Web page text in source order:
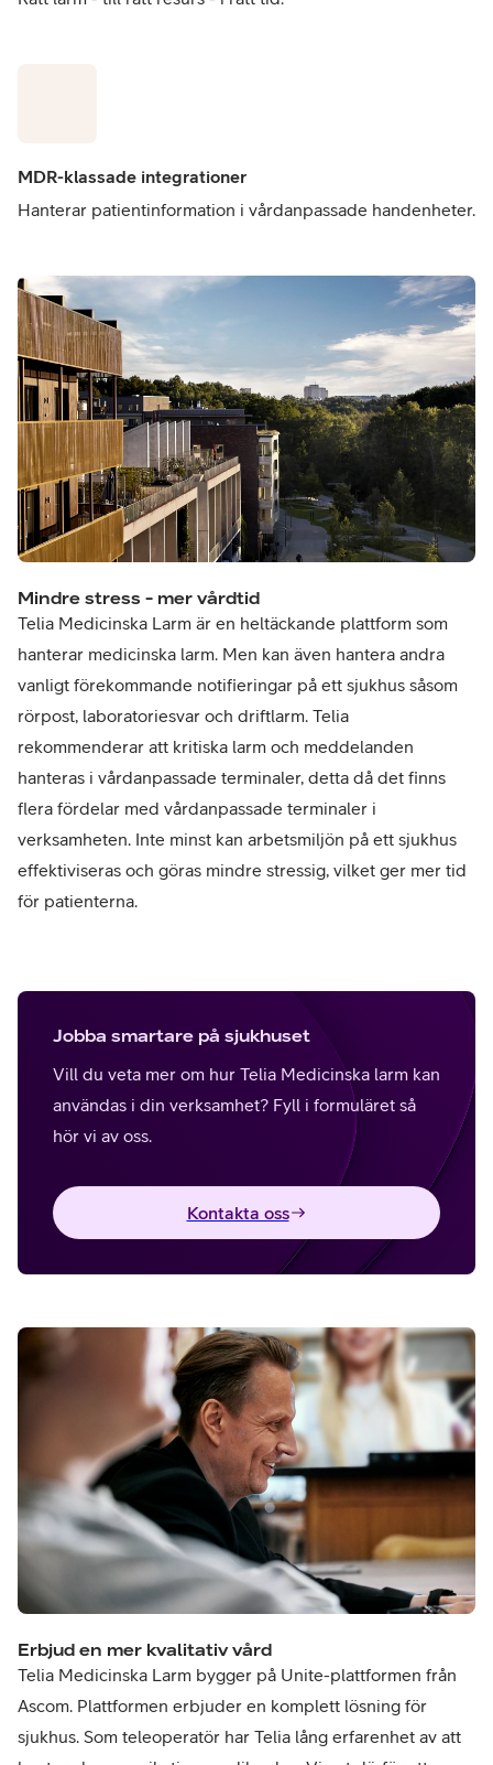
MDR-klassade integrationer
Hanterar patientinformation i vårdanpassade handenheter.
Mindre stress - mer vårdtid
Telia Medicinska Larm är en heltäckande plattform som
hanterar medicinska larm. Men kan även hantera andra
vanligt förekommande notifieringar på ett sjukhus såsom
rörpost, laboratoriesvar och driftlarm. Telia
rekommenderar att kritiska larm och meddelanden
hanteras i vårdanpassade terminaler, detta då det finns
flera fördelar med vårdanpassade terminaler i
verksamheten. Inte minst kan arbetsmiljön på ett sjukhus
effektiviseras och göras mindre stressig, vilket ger mer tid
för patienterna.
Jobba smartare på sjukhuset
Vill du veta mer om hur Telia Medicinska larm kan
användas i din verksamhet? Fyll i formuläret så
hör vi av oss.
Kontakta oss
Erbjud en mer kvalitativ vård
Telia Medicinska Larm bygger på Unite-plattformen från
Ascom. Plattformen erbjuder en komplett lösning för
sjukhus. Som teleoperatör har Telia lång erfarenhet av att